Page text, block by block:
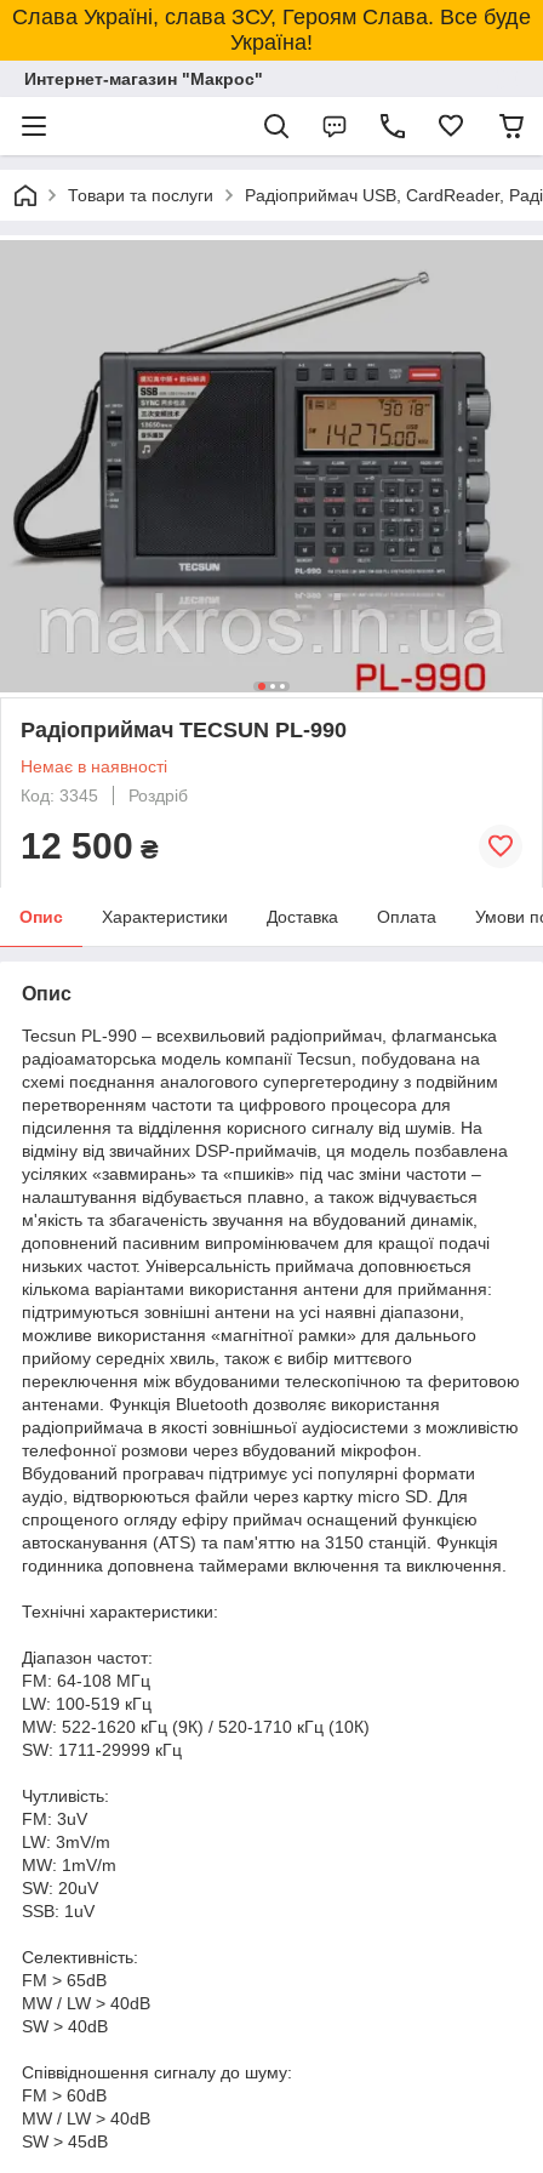
Слава Україні, слава ЗСУ, Героям Слава. Все буде
Україна!
Интернет-магазин "Макрос"
Товари та послуги Радіоприймач USB, CardReader,
Радіоприймач TECSUN PL-990
Немає в наявності
Код: 3345
Роздріб
12 500 ₴
Опис Характеристики Доставка Оплата Умови
Опис
Tecsun PL-990 – всехвильовий радіоприймач, флагманська
радіоаматорська модель компанії Tecsun, побудована на
схемі поєднання аналогового супергетеродину з подвійним
перетворенням частоти та цифрового процесора для
підсилення та відділення корисного сигналу від шумів. На
відміну від звичайних DSP-приймачів, ця модель позбавлена
усіляких «завмирань» та «пшиків» під час зміни частоти –
налаштування відбувається плавно, а також відчувається
м'якість та збагаченість звучання на вбудований динамік,
доповнений пасивним випромінювачем для кращої подачі
низьких частот. Універсальність приймача доповнюється
кількома варіантами використання антени для приймання:
підтримуються зовнішні антени на усі наявні діапазони,
можливе використання «магнітної рамки» для дальнього
прийому середніх хвиль, також є вибір миттєвого
переключення між вбудованими телескопічною та феритовою
антенами. Функція Bluetooth дозволяє використання
радіоприймача в якості зовнішньої аудіосистеми з можливістю
телефонної розмови через вбудований мікрофон.
Вбудований програвач підтримує усі популярні формати
аудіо, відтворюються файли через картку micro SD. Для
спрощеного огляду ефіру приймач оснащений функцією
автосканування (ATS) та пам'яттю на 3150 станцій. Функція
годинника доповнена таймерами включення та виключення.
Технічні характеристики:
Діапазон частот:
FM: 64-108 МГц
LW: 100-519 кГц
MW: 522-1620 кГц (9К) / 520-1710 кГц (10К)
SW: 1711-29999 кГц
Чутливість:
FM: 3uV
LW: 3mV/m
MW: 1mV/m
SW: 20uV
SSB: 1uV
Селективність:
FM > 65dB
MW / LW > 40dB
SW > 40dB
Співвідношення сигналу до шуму:
FM > 60dB
MW / LW > 40dB
SW > 45dB